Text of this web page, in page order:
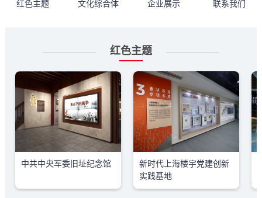
红色主题 文化综合体 企业展示 联系我们
红色主题
中共中央军委旧址纪念馆
新时代上海楼宇党建创新
实践基地